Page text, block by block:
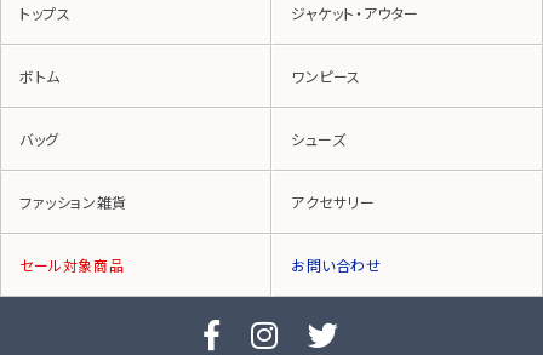
トップス ジャケット・アウター
ボトム ワンピース
バッグ シューズ
ファッション雑貨 アクセサリー
セール対象商品 お問い合わせ